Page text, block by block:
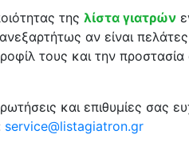
της λίστα γιατρών
αν είναι
τους και την
και επιθυμίες σας
service@listagiatron.gr